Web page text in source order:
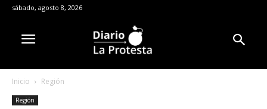
sábado, agosto 8, 2026
Inicio Región
Región